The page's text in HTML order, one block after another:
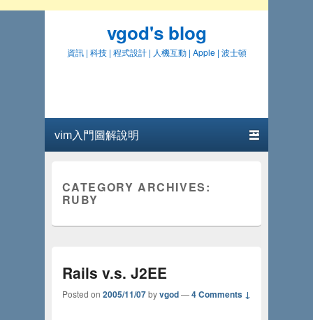
vgod's blog
資訊 | 科技 | 程式設計 | 人機互動 | Apple | 波士頓
Primary menu
Skip to primary content
Skip to secondary content
CATEGORY ARCHIVES:
RUBY
Rails v.s. J2EE
Posted on 2005/11/07byvgod—4 Comments ↓